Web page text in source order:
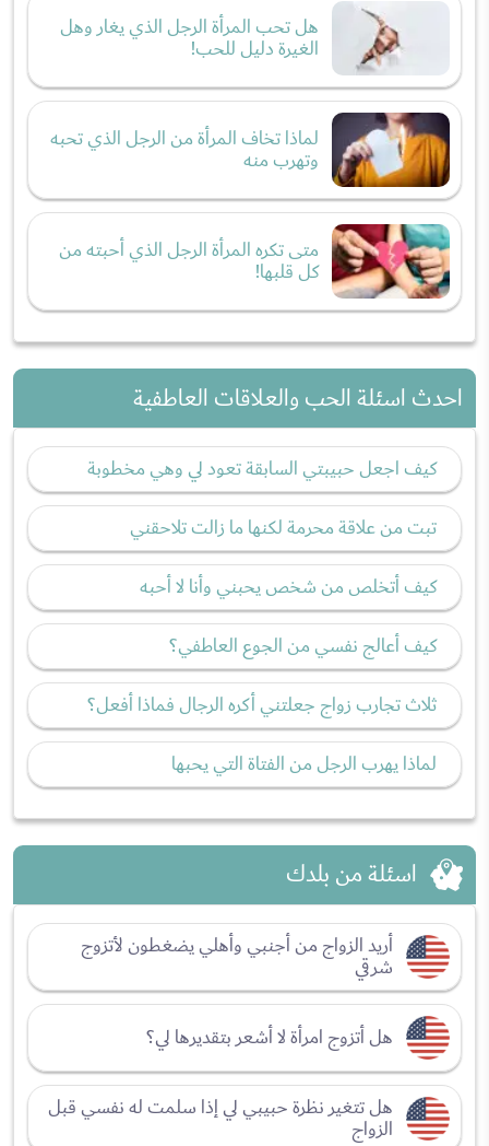
هل تحب المرأة الرجل الذي يغار وهل
الغيرة دليل للحب!
لماذا تخاف المرأة من الرجل الذي تحبه
وتهرب منه
متى تكره المرأة الرجل الذي أحبته من
كل قلبها!
احدث اسئلة الحب والعلاقات العاطفية
كيف اجعل حبيبتي السابقة تعود لي وهي مخطوبة
تبت من علاقة محرمة لكنها ما زالت تلاحقني
كيف أتخلص من شخص يحبني وأنا لا أحبه
كيف أعالج نفسي من الجوع العاطفي؟
ثلاث تجارب زواج جعلتني أكره الرجال فماذا أفعل؟
لماذا يهرب الرجل من الفتاة التي يحبها
اسئلة من بلدك
أريد الزواج من أجنبي وأهلي يضغطون لأتزوج
شرقي
هل أتزوج امرأة لا أشعر بتقديرها لي؟
هل تتغير نظرة حبيبي لي إذا سلمت له نفسي قبل
الزواج